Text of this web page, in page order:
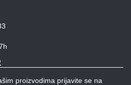
proizvodima prijavite se na